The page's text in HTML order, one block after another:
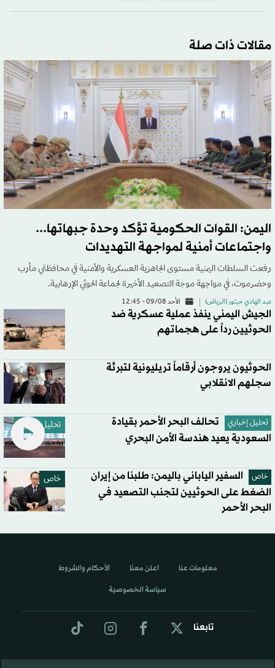
مقالات ذات صلة
اليمن: القوات الحكومية تؤكد وحدة جبهاتها...
واجتماعات أمنية لمواجهة التهديدات
رفعت السلطات اليمنية مستوى الجاهزية العسكرية والأمنية في محافظتَي مأرب
وحضرموت، في مواجهة موجة التصعيد الأخيرة لجماعة الحوثي الإرهابية.
عبد الهادي حبتور (الرياض) الأحد 09/08 - 12:45
الجيش اليمني ينفذ عملية عسكرية ضد
الحوثيين رداً على هجماتهم
الحوثيون يروجون أرقاماً تريليونية لتبرئة
سجلهم الانقلابي
تحليل إخباري تحليل إخباري
تحالف البحر الأحمر بقيادة
السعودية يعيد هندسة الأمن البحري
خاص خاص
السفير الياباني باليمن: طلبنا من إيران
الضغط على الحوثيين لتجنب التصعيد في
البحر الأحمر
تابعنا
معلومات عنا اعلن معنا الأحكام والشروط
سياسة الخصوصية